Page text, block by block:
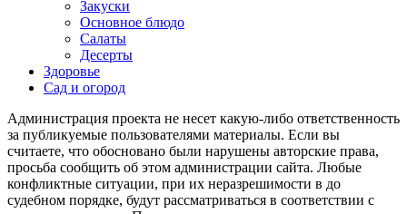
Закуски
Основное блюдо
Салаты
Десерты
Здоровье
Сад и огород
Администрация проекта не несет какую-либо ответственность
за публикуемые пользователями материалы. Если вы
считаете, что обосновано были нарушены авторские права,
просьба сообщить об этом администрации сайта. Любые
конфликтные ситуации, при их неразрешимости в до
судебном порядке, будут рассматриваться в соответствии с